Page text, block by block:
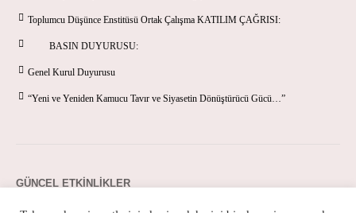
Toplumcu Düşünce Enstitüsü Ortak Çalışma KATILIM ÇAĞRISI:
BASIN DUYURUSU:
Genel Kurul Duyurusu
“Yeni ve Yeniden Kamucu Tavır ve Siyasetin Dönüştürücü Gücü…”
GÜNCEL ETKINLIKLER